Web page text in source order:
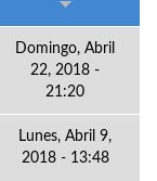
Domingo, Abril
22, 2018 -
21:20
Lunes, Abril 9,
2018 - 13:48